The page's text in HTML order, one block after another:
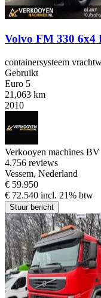
Volvo FM 330 6x4
containersysteem
Gebruikt
Euro 5
21,063 km
2010
Verkooyen machines BV
4.756 reviews
Vessem, Nederland
€ 59.950
€ 72.540 incl. 21% btw
Stuur bericht